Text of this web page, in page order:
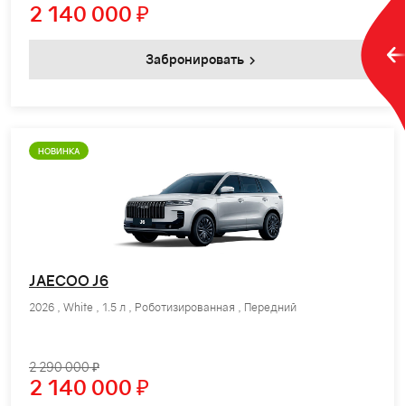
2 140 000 ₽
Забронировать
НОВИНКА
JAECOO J6
2026 , White , 1.5 л , Роботизированная , Передний
2 290 000 ₽
2 140 000 ₽